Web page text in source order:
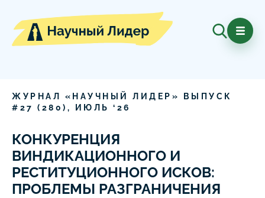
ЖУРНАЛ «НАУЧНЫЙ ЛИДЕР» ВЫПУСК
# 27 ( 280 ), ИЮЛЬ ‘ 26
КОНКУРЕНЦИЯ
ВИНДИКАЦИОННОГО И
РЕСТИТУЦИОННОГО ИСКОВ:
ПРОБЛЕМЫ РАЗГРАНИЧЕНИЯ